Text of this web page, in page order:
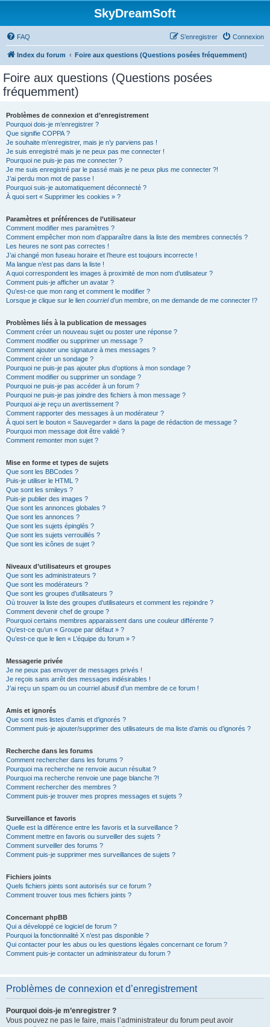
SkyDreamSoft
FAQ Connexion
S’enregistrer
Index du forum Foire aux questions (Questions posées fréquemment)
Foire aux questions (Questions posées
fréquemment)
Problèmes de connexion et d’enregistrement
Pourquoi dois-je m’enregistrer ?
Que signifie COPPA ?
Je souhaite m’enregistrer, mais je n’y parviens pas !
Je suis enregistré mais je ne peux pas me connecter !
Pourquoi ne puis-je pas me connecter ?
Je me suis enregistré par le passé mais je ne peux plus me connecter ?!
J’ai perdu mon mot de passe !
Pourquoi suis-je automatiquement déconnecté ?
À quoi sert « Supprimer les cookies » ?
Paramètres et préférences de l’utilisateur
Comment modifier mes paramètres ?
Comment empêcher mon nom d’apparaître dans la liste des membres connectés ?
Les heures ne sont pas correctes !
J’ai changé mon fuseau horaire et l’heure est toujours incorrecte !
Ma langue n’est pas dans la liste !
A quoi correspondent les images à proximité de mon nom d’utilisateur ?
Comment puis-je afficher un avatar ?
Qu’est-ce que mon rang et comment le modifier ?
Lorsque je clique sur le lien courrield’un membre, on me demande de me connecter !?
Problèmes liés à la publication de messages
Comment créer un nouveau sujet ou poster une réponse ?
Comment modifier ou supprimer un message ?
Comment ajouter une signature à mes messages ?
Comment créer un sondage ?
Pourquoi ne puis-je pas ajouter plus d’options à mon sondage ?
Comment modifier ou supprimer un sondage ?
Pourquoi ne puis-je pas accéder à un forum ?
Pourquoi ne puis-je pas joindre des fichiers à mon message ?
Pourquoi ai-je reçu un avertissement ?
Comment rapporter des messages à un modérateur ?
À quoi sert le bouton « Sauvegarder » dans la page de rédaction de message ?
Pourquoi mon message doit être validé ?
Comment remonter mon sujet ?
Mise en forme et types de sujets
Que sont les BBCodes ?
Puis-je utiliser le HTML ?
Que sont les smileys ?
Puis-je publier des images ?
Que sont les annonces globales ?
Que sont les annonces ?
Que sont les sujets épinglés ?
Que sont les sujets verrouillés ?
Que sont les icônes de sujet ?
Niveaux d’utilisateurs et groupes
Que sont les administrateurs ?
Que sont les modérateurs ?
Que sont les groupes d’utilisateurs ?
Où trouver la liste des groupes d’utilisateurs et comment les rejoindre ?
Comment devenir chef de groupe ?
Pourquoi certains membres apparaissent dans une couleur différente ?
Qu’est-ce qu’un « Groupe par défaut » ?
Qu’est-ce que le lien « L’équipe du forum » ?
Messagerie privée
Je ne peux pas envoyer de messages privés !
Je reçois sans arrêt des messages indésirables !
J’ai reçu un spam ou un courriel abusif d’un membre de ce forum !
Amis et ignorés
Que sont mes listes d’amis et d’ignorés ?
Comment puis-je ajouter/supprimer des utilisateurs de ma liste d’amis ou d’ignorés ?
Recherche dans les forums
Comment rechercher dans les forums ?
Pourquoi ma recherche ne renvoie aucun résultat ?
Pourquoi ma recherche renvoie une page blanche ?!
Comment rechercher des membres ?
Comment puis-je trouver mes propres messages et sujets ?
Surveillance et favoris
Quelle est la différence entre les favoris et la surveillance ?
Comment mettre en favoris ou surveiller des sujets ?
Comment surveiller des forums ?
Comment puis-je supprimer mes surveillances de sujets ?
Fichiers joints
Quels fichiers joints sont autorisés sur ce forum ?
Comment trouver tous mes fichiers joints ?
Concernant phpBB
Qui a développé ce logiciel de forum ?
Pourquoi la fonctionnalité X n’est pas disponible ?
Qui contacter pour les abus ou les questions légales concernant ce forum ?
Comment puis-je contacter un administrateur du forum ?
Problèmes de connexion et d’enregistrement
Pourquoi dois-je m’enregistrer ?
Vous pouvez ne pas le faire, mais l’administrateur du forum peut avoir